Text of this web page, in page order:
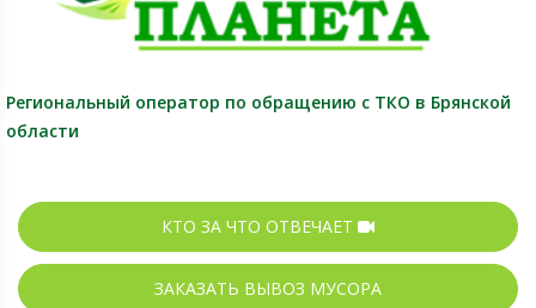
Региональный оператор по обращению с ТКО в Брянской
области
КТО ЗА ЧТО ОТВЕЧАЕТ
ЗАКАЗАТЬ ВЫВОЗ МУСОРА